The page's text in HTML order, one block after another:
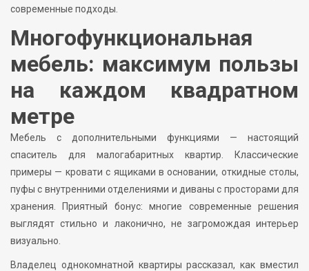
современные подходы.
Многофункциональная
мебель: максимум пользы
на каждом квадратном
метре
Мебель с дополнительными функциями — настоящий
спаситель для малогабаритных квартир. Классические
примеры — кровати с ящиками в основании, откидные столы,
пуфы с внутренними отделениями и диваны с просторами для
хранения. Приятный бонус: многие современные решения
выглядят стильно и лаконично, не загромождая интерьер
визуально.
Владелец однокомнатной квартиры рассказал, как вместил